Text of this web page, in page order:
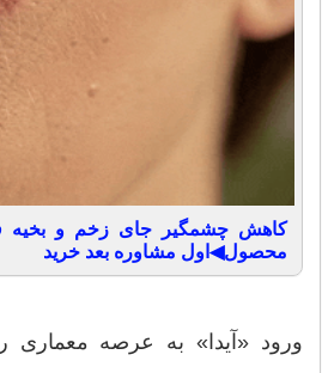
محصول◀اول مشاوره بعد خرید
ورود «آیدا» به عرصه معماری